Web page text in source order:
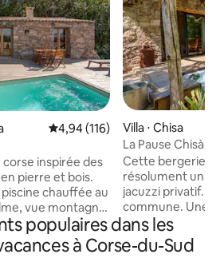
Évaluation moyenne sur la
4,94 (116)
inspirée des
pierre et bois.
chauffée au
vue montagne
à vivre avec
et de 2
Il apporte
Villa ⋅ Chisa
La Pause Chisà :
Cette bergerie
résolument
jacuzzi privatif.
commune. Une
suspendue au
rivière avec vue imprenable sur la vallée
du Travu. Un
populaires dans les
à Corse-du-Sud